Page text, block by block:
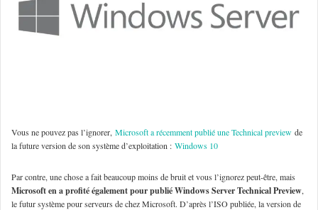
Vous ne pouvez pas l’ignorer, Microsoft a récemment publié une Technical preview de
la future version de son système d’exploitation : Windows 10
Par contre, une chose a fait beaucoup moins de bruit et vous l’ignorez peut-être, mais
Microsoft en a profité également pour publié Windows Server Technical Preview,
le futur système pour serveurs de chez Microsoft. D’après l’ISO publiée, la version de